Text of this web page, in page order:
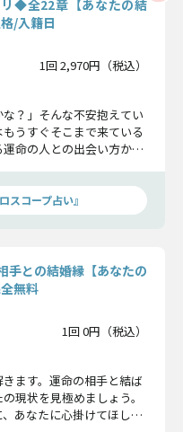
◆全22章【あなたの結
/入籍日
1回 2,970円（税込）
な？」そんな不安抱えてい
うすぐそこまで来ている
命の人との出会い方か
スコープ占い』
手との結婚縁【あなたの
無料
1回 0円（税込）
ます。運命の相手と結ば
現状を見極めましょう。
あなたに心掛けてほしい